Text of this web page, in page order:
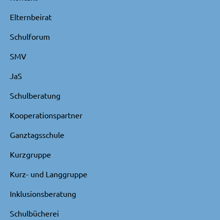
Elternbeirat
Schulforum
SMV
JaS
Schulberatung
Kooperationspartner
Ganztagsschule
Kurzgruppe
Kurz- und Langgruppe
Inklusionsberatung
Schulbücherei